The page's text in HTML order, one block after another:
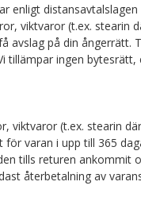
enligt
viktvaror (t.ex. stearin
på din ångerrätt.
ingen
viktvaror (t.ex. stearin
varan i upp till 365
tills returen ankommit
återbetalning av